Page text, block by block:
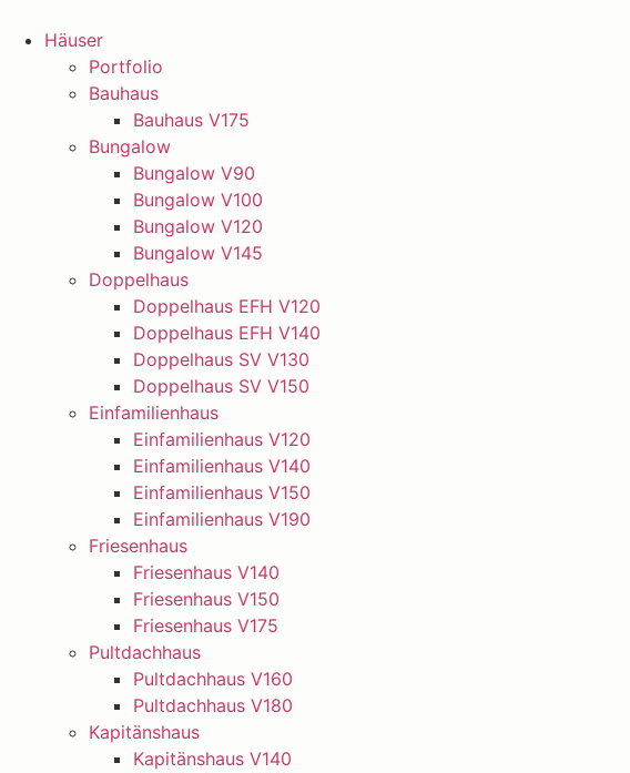
Inhalt
springen
Häuser
Portfolio
Bauhaus
Bauhaus V175
Bungalow
Bungalow V90
Bungalow V100
Bungalow V120
Bungalow V145
Doppelhaus
Doppelhaus EFH V120
Doppelhaus EFH V140
Doppelhaus SV V130
Doppelhaus SV V150
Einfamilienhaus
Einfamilienhaus V120
Einfamilienhaus V140
Einfamilienhaus V150
Einfamilienhaus V190
Friesenhaus
Friesenhaus V140
Friesenhaus V150
Friesenhaus V175
Pultdachhaus
Pultdachhaus V160
Pultdachhaus V180
Kapitänshaus
Kapitänshaus V140